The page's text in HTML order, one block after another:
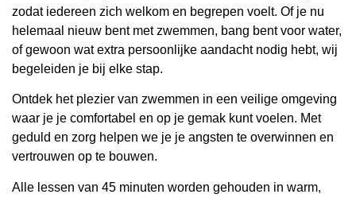
zodat iedereen zich welkom en begrepen voelt. Of je nu
helemaal nieuw bent met zwemmen, bang bent voor water,
of gewoon wat extra persoonlijke aandacht nodig hebt, wij
begeleiden je bij elke stap.
Ontdek het plezier van zwemmen in een veilige omgeving
waar je je comfortabel en op je gemak kunt voelen. Met
geduld en zorg helpen we je je angsten te overwinnen en
vertrouwen op te bouwen.
Alle lessen van 45 minuten worden gehouden in warm,